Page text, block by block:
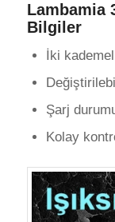
Lambamia
Bilgiler
İki
Şarj
Kolay